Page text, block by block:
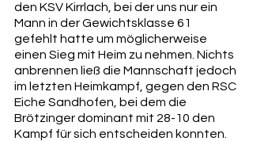
den KSV Kirrlach, bei der uns nur ein
Mann in der Gewichtsklasse 61
gefehlt hatte um möglicherweise
einen Sieg mit Heim zu nehmen. Nichts
anbrennen ließ die Mannschaft jedoch
im letzten Heimkampf, gegen den RSC
Eiche Sandhofen, bei dem die
Brötzinger dominant mit 28-10 den
Kampf für sich entscheiden konnten.